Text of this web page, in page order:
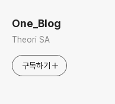
One_Blog
Theori SA
구독하기